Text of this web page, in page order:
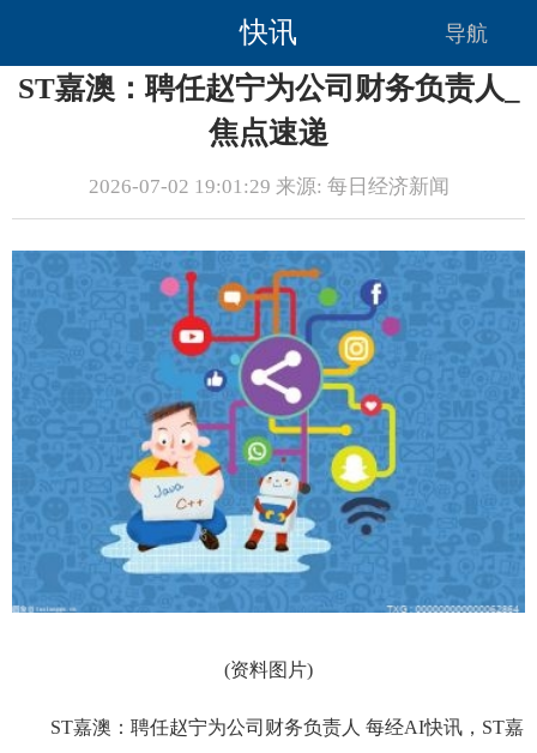
快讯 导航
ST嘉澳：聘任赵宁为公司财务负责人_
焦点速递
2026-07-02 19:01:29 来源: 每日经济新闻
(资料图片)
ST嘉澳：聘任赵宁为公司财务负责人 每经AI快讯，ST嘉